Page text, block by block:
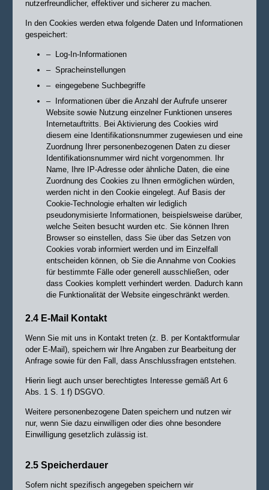
nutzerfreundlicher, effektiver und sicherer zu machen.
In den Cookies werden etwa folgende Daten und Informationen
gespeichert:
– Log-In-Informationen
– Spracheinstellungen
– eingegebene Suchbegriffe
– Informationen über die Anzahl der Aufrufe unserer
Website sowie Nutzung einzelner Funktionen unseres
Internetauftritts. Bei Aktivierung des Cookies wird
diesem eine Identifikationsnummer zugewiesen und eine
Zuordnung Ihrer personenbezogenen Daten zu dieser
Identifikationsnummer wird nicht vorgenommen. Ihr
Name, Ihre IP-Adresse oder ähnliche Daten, die eine
Zuordnung des Cookies zu Ihnen ermöglichen würden,
werden nicht in den Cookie eingelegt. Auf Basis der
Cookie-Technologie erhalten wir lediglich
pseudonymisierte Informationen, beispielsweise darüber,
welche Seiten besucht wurden etc. Sie können Ihren
Browser so einstellen, dass Sie über das Setzen von
Cookies vorab informiert werden und im Einzelfall
entscheiden können, ob Sie die Annahme von Cookies
für bestimmte Fälle oder generell ausschließen, oder
dass Cookies komplett verhindert werden. Dadurch kann
die Funktionalität der Website eingeschränkt werden.
2.4 E-Mail Kontakt
Wenn Sie mit uns in Kontakt treten (z. B. per Kontaktformular
oder E-Mail), speichern wir Ihre Angaben zur Bearbeitung der
Anfrage sowie für den Fall, dass Anschlussfragen entstehen.
Hierin liegt auch unser berechtigtes Interesse gemäß Art 6
Abs. 1 S. 1 f) DSGVO.
Weitere personenbezogene Daten speichern und nutzen wir
nur, wenn Sie dazu einwilligen oder dies ohne besondere
Einwilligung gesetzlich zulässig ist.
2.5 Speicherdauer
Sofern nicht spezifisch angegeben speichern wir